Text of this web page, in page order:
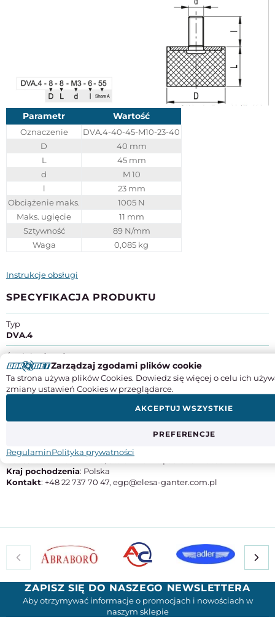
Parametr Wartość
Oznaczenie
DVA.4-40-45-M10-23-40
D
40 mm
L
45 mm
d
M 10
l
23 mm
Obciążenie maks.
1005 N
Maks. ugięcie
11 mm
Sztywność
89 N/mm
Waga
0,085 kg
Instrukcje obsługi
SPECYFIKACJA PRODUKTU
Typ
DVA.4
Średnica [mm]
40
Gwint
Twardość gumy [ShA]
Producent: ELESA+GANTER POLSKA SP. Z O.O.
Adres
: ul. Słoneczna 42a, Stara Iwiczna | 05-500 Piaseczno
Kraj pochodzenia: Polska
Kontakt: +48 22 737 70 47, egp@elesa-ganter.com.pl
ZAPISZ SIĘ DO NASZEGO NEWSLETTERA
Aby otrzymywać informacje o promocjach i nowościach w
naszym sklepie
Zarządzaj zgodami plików cookie
Ta strona używa plików Cookies. Dowiedz się więcej o celu ich
zmiany ustawień Cookies w przeglądarce.
PREFERENCJE
AKCEPTUJ WSZYSTKIE
RegulaminPolityka prywatności